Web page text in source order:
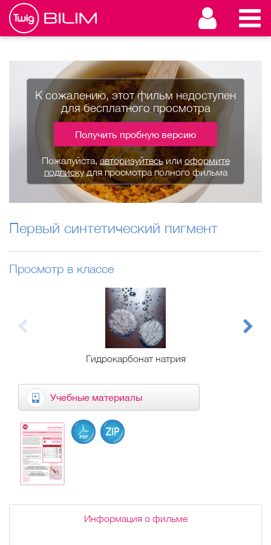
К сожалению, этот фильм недоступен
для бесплатного просмотра
Получить пробную версию
Пожалуйста, авторизуйтесьили оформите
подпискудля просмотра полного фильма
Первый синтетический пигмент
Просмотр в классе
Гидрокарбонат натрия
Учебные материалы
Информация о фильме